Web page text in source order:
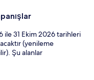
ile 31 Ekim 2026 tarihleri
(yenileme
Şu alanlar